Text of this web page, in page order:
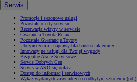
Serwis
Promocje i sezonowe usługi
Pozostałe oferty serwisu
Rezerwacja wizyty w serwisie
Gwarancja Toyota Relax
Pozostałe Gwarancje Toyoty
Ubezpieczenia i naprawy blacharsko-lakiernicze
Innowacyjne usługi dla Twojej wygody
Bezpłatne Akcje Serwisowe
Serwis Dobrych Cen
Serwis w ASO się opłaca
Dostęp do informacji serwisowych
Wykaz wydanych zaświadczeń o odbytym szkoleniu (pdf)